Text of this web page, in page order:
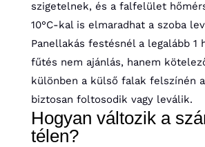
szigetelnek, és a falfelület
10°C-kal is elmaradhat a szoba
Panellakás festésnél a legalább 1
fűtés nem ajánlás, hanem
különben a külső falak felszínén
biztosan foltosodik vagy leválik.
Hogyan változik a
télen?